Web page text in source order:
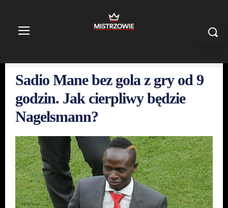
Sadio Mane bez gola z gry od 9
godzin. Jak cierpliwy będzie
Nagelsmann?